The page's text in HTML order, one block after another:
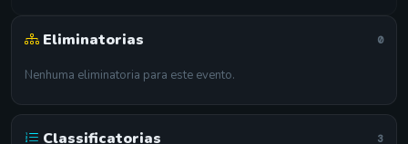
Eliminatorias 0
Nenhuma eliminatoria para este evento.
Classificatorias 3